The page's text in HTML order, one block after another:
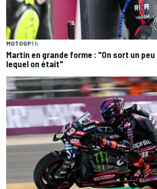
MOTOGP1 h
Martín en grande forme : "On sort un
lequel on était"